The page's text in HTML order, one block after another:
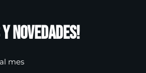
novedades!
mes